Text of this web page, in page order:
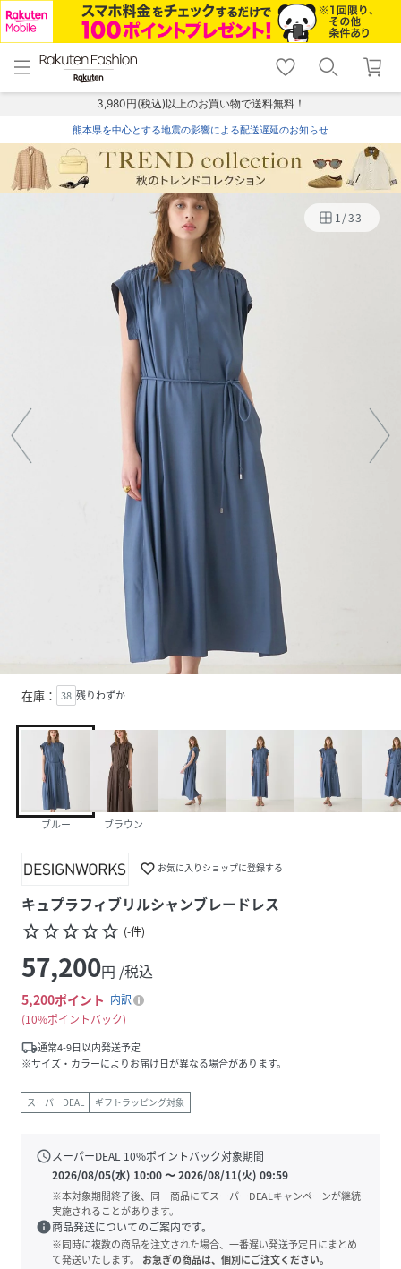
menu home
トップ
shopping_cart lock_outline
ログイン
3,980円(税込)以上のお買い物で送料無料！
熊本県を中心とする地震の影響による配送遅延のお知らせ
1/33
在庫： 38 残りわずか
ブルー ブラウン
favorite_border お気に入りショップに登録する
キュプラフィブリルシャンブレードレス
star_borderstar_borderstar_borderstar_borderstar_border (-件)
57,200円 /税込
5,200ポイント 内訳
10%ポイントバック
local_shipping通常4-9日以内発送予定
※サイズ・カラーによりお届け日が異なる場合があります。
スーパーDEAL ギフトラッピング対象
scheduleスーパーDEAL 10%ポイントバック対象期間
2026/08/05(水) 10:00〜2026/08/11(火) 09:59
※本対象期間終了後、同一商品にてスーパーDEALキャンペーンが継続
実施されることがあります。
info商品発送についてのご案内です。
※同時に複数の商品を注文された場合、一番遅い発送予定日にまとめ
て発送いたします。
お急ぎの商品は、個別にご注文ください。